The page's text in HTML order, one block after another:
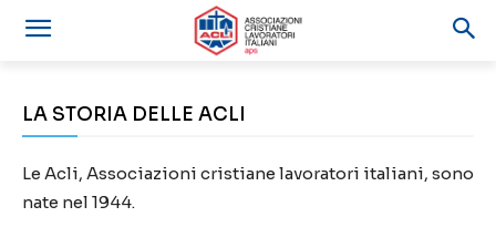
LA STORIA DELLE ACLI
Le Acli, Associazioni cristiane lavoratori italiani, sono
nate nel 1944.